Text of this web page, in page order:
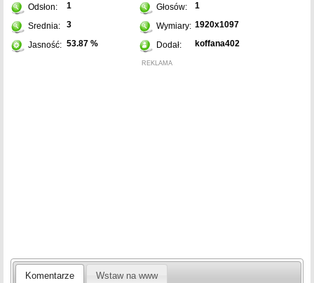
Odsłon: 1 Głosów: 1
Srednia: 3 Wymiary: 1920x1097
Jasność: 53.87 % Dodał: koffana402
REKLAMA
Komentarze Wstaw na www